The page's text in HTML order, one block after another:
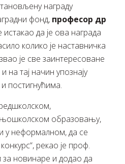
награду
фонд, професор др
истакао да је ова награда
колико је наставничка
је све заинтересоване
на тај начин упознају
постигнућима.
образовању,
у неформалном, да се
рекао је проф.
новинаре и додао да